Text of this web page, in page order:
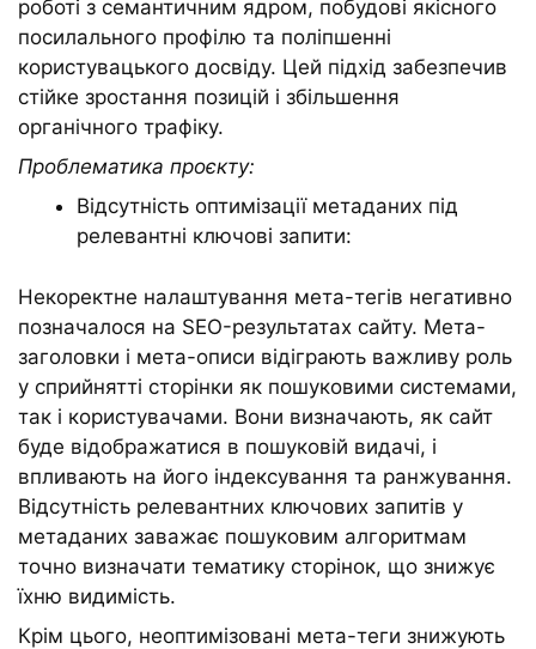
роботі з семантичним ядром, побудові якісного
посилального профілю та поліпшенні
користувацького досвіду. Цей підхід забезпечив
стійке зростання позицій і збільшення
органічного трафіку.
Проблематика проєкту:
Відсутність оптимізації метаданих під
релевантні ключові запити:
Некоректне налаштування мета-тегів негативно
позначалося на SEO-результатах сайту. Мета-
заголовки і мета-описи відіграють важливу роль
у сприйнятті сторінки як пошуковими системами,
так і користувачами. Вони визначають, як сайт
буде відображатися в пошуковій видачі, і
впливають на його індексування та ранжування.
Відсутність релевантних ключових запитів у
метаданих заважає пошуковим алгоритмам
точно визначати тематику сторінок, що знижує
їхню видимість.
Крім цього, неоптимізовані мета-теги знижують